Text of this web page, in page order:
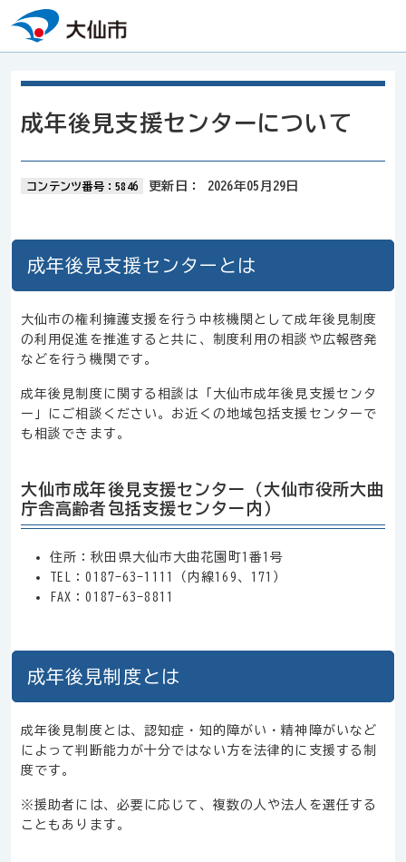
本文へスキップ
成年後見支援センターについて
コンテンツ番号：5846 更新日： 2026年05月29日
成年後見支援センターとは
大仙市の権利擁護支援を行う中核機関として成年後見制度
の利用促進を推進すると共に、制度利用の相談や広報啓発
などを行う機関です。
成年後見制度に関する相談は「大仙市成年後見支援センタ
ー」にご相談ください。お近くの地域包括支援センターで
も相談できます。
大仙市成年後見支援センター（大仙市役所大曲
庁舎高齢者包括支援センター内）
住所：秋田県大仙市大曲花園町1番1号
TEL：0187-63-1111（内線169、171）
FAX：0187-63-8811
成年後見制度とは
成年後見制度とは、認知症・知的障がい・精神障がいなど
によって判断能力が十分ではない方を法律的に支援する制
度です。
※援助者には、必要に応じて、複数の人や法人を選任する
こともあります。